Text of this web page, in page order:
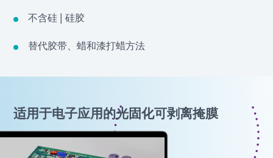
不含硅 | 硅胶
替代胶带、蜡和漆打蜡方法
适用于电子应用的光固化可剥离掩膜